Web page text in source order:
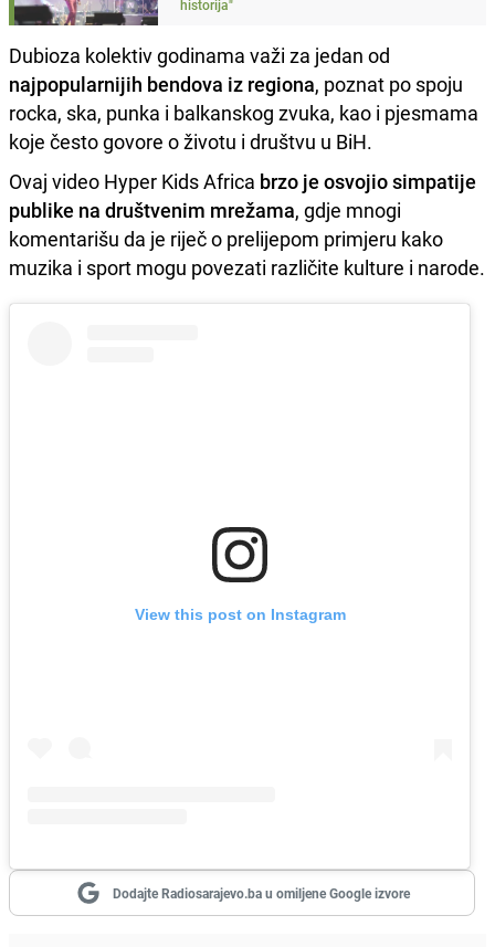
historija"
Dubioza kolektiv godinama važi za jedan od
najpopularnijih bendova iz regiona, poznat po spoju
rocka, ska, punka i balkanskog zvuka, kao i pjesmama
koje često govore o životu i društvu u BiH.
Ovaj video Hyper Kids Africa brzo je osvojio simpatije
publike na društvenim mrežama, gdje mnogi
komentarišu da je riječ o prelijepom primjeru kako
muzika i sport mogu povezati različite kulture i narode.
View this post on Instagram
Dodajte Radiosarajevo.ba u omiljene Google izvore